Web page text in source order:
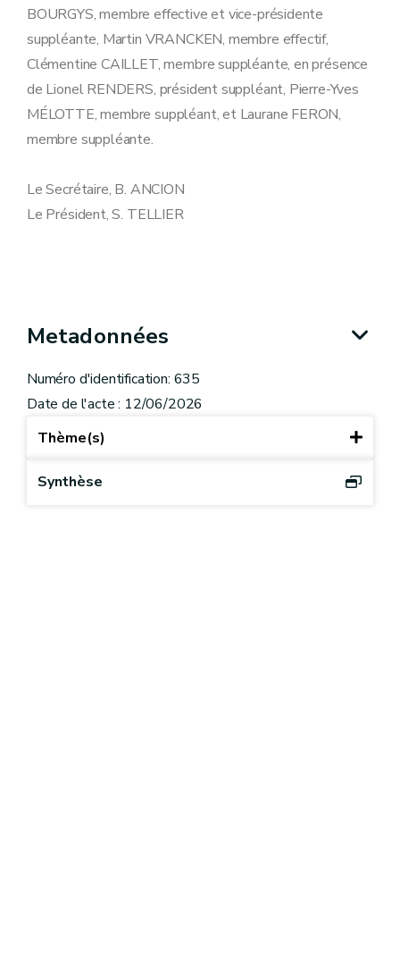
BOURGYS, membre effective et vice-présidente
suppléante, Martin VRANCKEN, membre effectif,
Clémentine CAILLET, membre suppléante, en présence
de Lionel RENDERS, président suppléant, Pierre-Yves
MÉLOTTE, membre suppléant, et Laurane FERON,
membre suppléante.
Le Secrétaire, B. ANCION
Le Président, S. TELLIER
Metadonnées
Numéro d'identification: 635
Date de l'acte : 12/06/2026
Thème(s)
Synthèse